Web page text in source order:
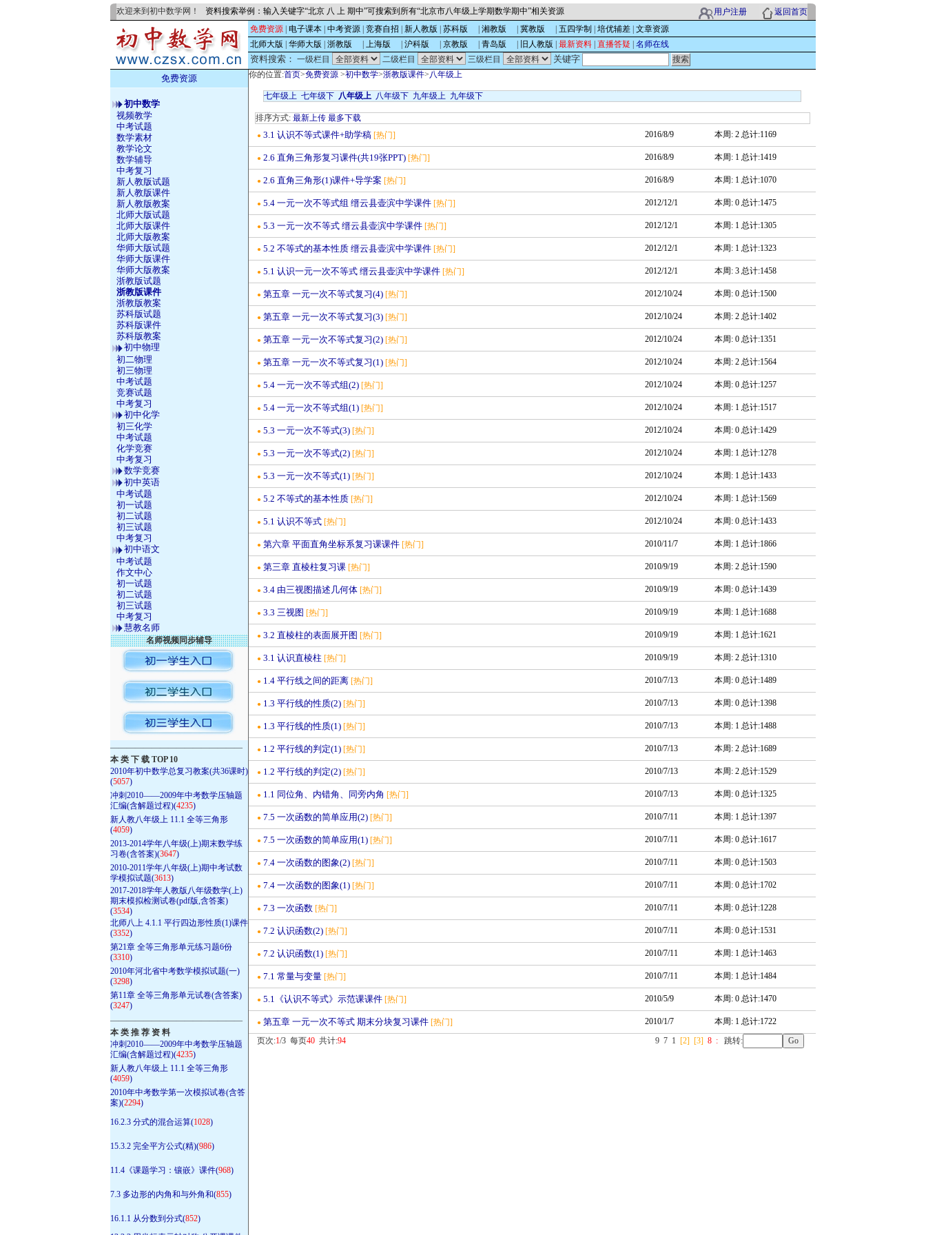
欢迎来到初中数学网！ 资料搜索举例：输入关键字“北京 八 上 期中”可搜索到所有“北京市八年级上学期数学期中”相关资源 用户注册
返回首页
免费资源 电子课本 中考资源 竞赛自招 新人教版 苏科版 湘教版 冀教版 五四学制 培优辅差 文章资源
北师大版
华师大版 浙教版 上海版 沪科版 京教版 青岛版 旧人教版 最新资料 直播答疑 名师在线
资料搜索： 一级栏目 二级栏目 三级栏目
关键字
免费资源
初中数学
视频教学
中考试题
数学素材
教学论文
数学辅导
中考复习
新人教版试题
新人教版课件
新人教版教案
北师大版试题
北师大版课件
北师大版教案
华师大版试题
华师大版课件
华师大版教案
浙教版试题
浙教版课件
浙教版教案
苏科版试题
苏科版课件
苏科版教案
初中物理
初二物理
初三物理
中考试题
竞赛试题
中考复习
初中化学
初三化学
中考试题
化学竞赛
中考复习
数学竞赛
初中英语
中考试题
初一试题
初二试题
初三试题
中考复习
初中语文
中考试题
作文中心
初一试题
初二试题
初三试题
中考复习
慧教名师
名师视频同步辅导
————————————————
本 类 下 载 TOP 10
2010年初中数学总复习教案(共36课时)
(5057)
冲刺2010——2009年中考数学压轴题
汇编(含解题过程)(4235)
新人教八年级上 11.1 全等三角形
(4059)
2013-2014学年八年级(上)期末数学练
习卷(含答案)(3647)
2010-2011学年八年级(上)期中考试数
学模拟试题(3613)
2017-2018学年人教版八年级数学(上)
期末模拟检测试卷(pdf版,含答案)
(3534)
北师八上 4.1.1 平行四边形性质(1)课件
(3352)
第21章 全等三角形单元练习题6份
(3310)
2010年河北省中考数学模拟试题(一)
(3298)
第11章 全等三角形单元试卷(含答案)
(3247)
————————————————
本 类 推 荐 资 料
冲刺2010——2009年中考数学压轴题
汇编(含解题过程)(4235)
新人教八年级上 11.1 全等三角形
(4059)
2010年中考数学第一次模拟试卷(含答
案)(2294)
16.2.3 分式的混合运算(1028)
15.3.2 完全平方公式(精)(986)
11.4《课题学习：镶嵌》课件(968)
7.3 多边形的内角和与外角和(855)
16.1.1 从分数到分式(852)
你的位置:首页>免费资源 >初中数学>浙教版课件>八年级上
七年级上 七年级下 八年级上 八年级下 九年级上 九年级下
排序方式: 最新上传 最多下载
● 3.1 认识不等式课件+助学稿 [热门] 2016/8/9 本周: 2 总计:1169
● 2.6 直角三角形复习课件(共19张PPT) [热门] 2016/8/9 本周: 1 总计:1419
● 2.6 直角三角形(1)课件+导学案 [热门] 2016/8/9 本周: 1 总计:1070
● 5.4 一元一次不等式组 缙云县壶滨中学课件 [热门] 2012/12/1 本周: 0 总计:1475
● 5.3 一元一次不等式 缙云县壶滨中学课件 [热门] 2012/12/1 本周: 1 总计:1305
● 5.2 不等式的基本性质 缙云县壶滨中学课件 [热门] 2012/12/1 本周: 1 总计:1323
● 5.1 认识一元一次不等式 缙云县壶滨中学课件 [热门] 2012/12/1 本周: 3 总计:1458
● 第五章 一元一次不等式复习(4) [热门] 2012/10/24 本周: 0 总计:1500
● 第五章 一元一次不等式复习(3) [热门] 2012/10/24 本周: 2 总计:1402
● 第五章 一元一次不等式复习(2) [热门] 2012/10/24 本周: 0 总计:1351
● 第五章 一元一次不等式复习(1) [热门] 2012/10/24 本周: 2 总计:1564
● 5.4 一元一次不等式组(2) [热门] 2012/10/24 本周: 0 总计:1257
● 5.4 一元一次不等式组(1) [热门] 2012/10/24 本周: 1 总计:1517
● 5.3 一元一次不等式(3) [热门] 2012/10/24 本周: 0 总计:1429
● 5.3 一元一次不等式(2) [热门] 2012/10/24 本周: 1 总计:1278
● 5.3 一元一次不等式(1) [热门] 2012/10/24 本周: 1 总计:1433
● 5.2 不等式的基本性质 [热门] 2012/10/24 本周: 1 总计:1569
● 5.1 认识不等式 [热门] 2012/10/24 本周: 0 总计:1433
● 第六章 平面直角坐标系复习课课件 [热门] 2010/11/7 本周: 1 总计:1866
● 第三章 直棱柱复习课 [热门] 2010/9/19 本周: 2 总计:1590
● 3.4 由三视图描述几何体 [热门] 2010/9/19 本周: 0 总计:1439
● 3.3 三视图 [热门] 2010/9/19 本周: 1 总计:1688
● 3.2 直棱柱的表面展开图 [热门] 2010/9/19 本周: 1 总计:1621
● 3.1 认识直棱柱 [热门] 2010/9/19 本周: 2 总计:1310
● 1.4 平行线之间的距离 [热门] 2010/7/13 本周: 0 总计:1489
● 1.3 平行线的性质(2) [热门] 2010/7/13 本周: 0 总计:1398
● 1.3 平行线的性质(1) [热门] 2010/7/13 本周: 1 总计:1488
● 1.2 平行线的判定(1) [热门] 2010/7/13 本周: 2 总计:1689
● 1.2 平行线的判定(2) [热门] 2010/7/13 本周: 2 总计:1529
● 1.1 同位角、内错角、同旁内角 [热门] 2010/7/13 本周: 0 总计:1325
● 7.5 一次函数的简单应用(2) [热门] 2010/7/11 本周: 1 总计:1397
● 7.5 一次函数的简单应用(1) [热门] 2010/7/11 本周: 0 总计:1617
● 7.4 一次函数的图象(2) [热门] 2010/7/11 本周: 0 总计:1503
● 7.4 一次函数的图象(1) [热门] 2010/7/11 本周: 0 总计:1702
● 7.3 一次函数 [热门] 2010/7/11 本周: 0 总计:1228
● 7.2 认识函数(2) [热门] 2010/7/11 本周: 0 总计:1531
● 7.2 认识函数(1) [热门] 2010/7/11 本周: 1 总计:1463
● 7.1 常量与变量 [热门] 2010/7/11 本周: 1 总计:1484
● 5.1《认识不等式》示范课课件 [热门] 2010/5/9 本周: 0 总计:1470
● 第五章 一元一次不等式 期末分块复习课件 [热门] 2010/1/7
本周: 1 总计:1722
页次:1/3 每页40 共计:94 9 7 1 [2] [3] 8 : 跳转: